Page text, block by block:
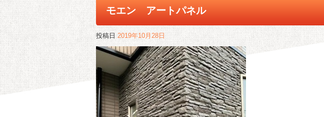
モエン アートパネル
投稿日 2019年10月28日